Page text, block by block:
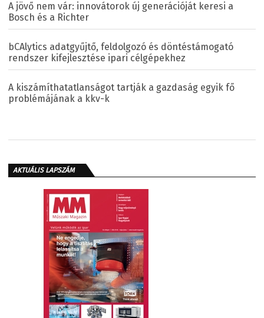
A jövő nem vár: innovátorok új generációját keresi a
Bosch és a Richter
bCAlytics adatgyűjtő, feldolgozó és döntéstámogató
rendszer kifejlesztése ipari célgépekhez
A kiszámíthatatlanságot tartják a gazdaság egyik fő
problémájának a kkv-k
AKTUÁLIS LAPSZÁM